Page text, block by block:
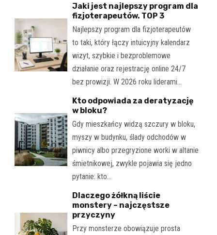
Jaki jest najlepszy program dla
fizjoterapeutów. TOP 3
Najlepszy program dla fizjoterapeutów
to taki, który łączy intuicyjny kalendarz
wizyt, szybkie i bezproblemowe
działanie oraz rejestrację online 24/7
bez prowizji. W 2026 roku liderami…
Kto odpowiada za deratyzację
w bloku?
Gdy mieszkańcy widzą szczury w bloku,
myszy w budynku, ślady odchodów w
piwnicy albo przegryzione worki w altanie
śmietnikowej, zwykle pojawia się jedno
pytanie: kto…
Dlaczego żółkną liście
monstery – najczęstsze
przyczyny
Przy monsterze obowiązuje prosta